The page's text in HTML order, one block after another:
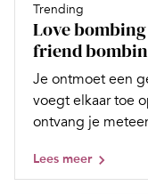
Trending
Love
friend
Je ontmoet een
voegt elkaar toe
ontvang je
Lees meer